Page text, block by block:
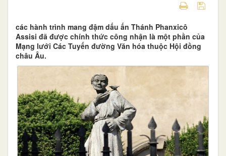
các hành trình mang đậm dấu ấn Thánh Phanxicô
Assisi đã được chính thức công nhận là một phần của
Mạng lưới Các Tuyến đường Văn hóa thuộc Hội đồng
châu Âu.